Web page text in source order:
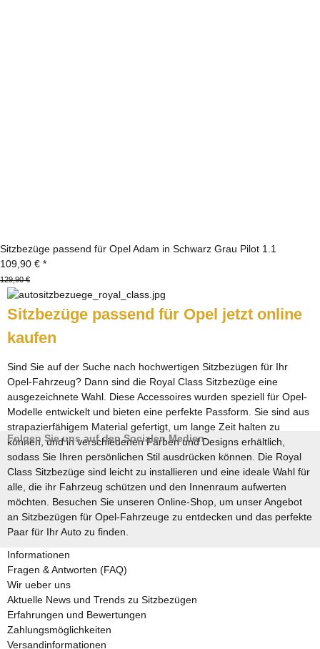
Sitzbezüge passend für Opel Adam in Schwarz Grau Pilot 1.1
109,90 € *
129,90 €
Sitzbezüge passend für Opel jetzt online
kaufen
Sind Sie auf der Suche nach hochwertigen Sitzbezügen für Ihr
Opel-Fahrzeug? Dann sind die Royal Class Sitzbezüge eine
ausgezeichnete Wahl. Diese Accessoires wurden speziell für Opel-
Modelle entwickelt und bieten eine perfekte Passform. Sie sind aus
strapazierfähigem Material gefertigt, um lange Zeit halten zu
können, und in verschiedenen Farben und Designs erhältlich,
sodass Sie Ihren persönlichen Stil ausdrücken können. Die Royal
Class Sitzbezüge sind leicht zu installieren und eine ideale Wahl für
alle, die ihr Fahrzeug schützen und den Innenraum aufwerten
möchten. Besuchen Sie unseren Online-Shop, um unser Angebot
an Sitzbezügen für Opel-Fahrzeuge zu entdecken und das perfekte
Paar für Ihr Auto zu finden.
Folgen Sie uns auf den Socialen Medien
Informationen
Fragen & Antworten (FAQ)
Wir ueber uns
Aktuelle News und Trends zu Sitzbezügen
Erfahrungen und Bewertungen
Zahlungsmöglichkeiten
Versandinformationen